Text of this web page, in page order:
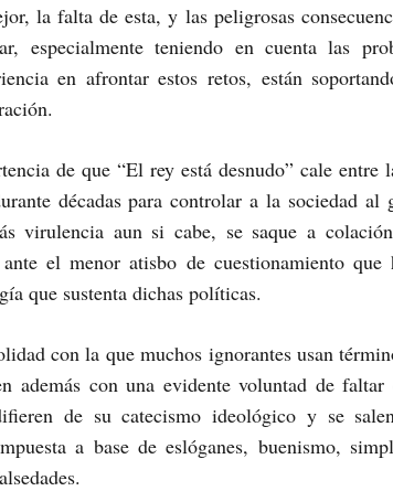
la falta de esta, y las peligrosas
especialmente teniendo en cuenta las
en afrontar estos retos, están
de que “El rey está desnudo” cale entre
décadas para controlar a la sociedad
virulencia aun si cabe, se saque a
el menor atisbo de cuestionamiento
que sustenta dichas políticas.
con la que muchos ignorantes usan
además con una evidente voluntad de
de su catecismo ideológico y se
a base de eslóganes, buenismo,